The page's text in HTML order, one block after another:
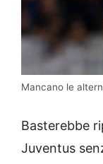
Mancano le
Basterebbe
Juventus